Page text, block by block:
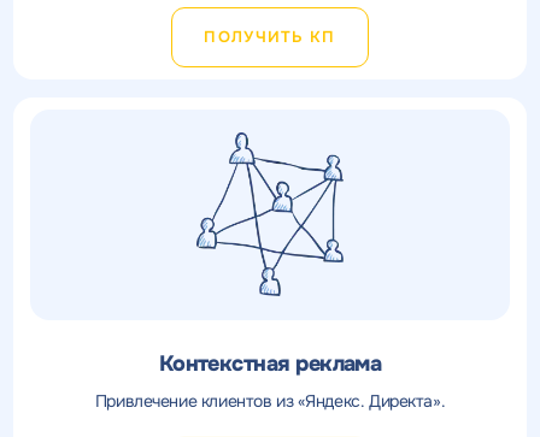
ПОЛУЧИТЬ КП
Контекстная реклама
Привлечение клиентов из «Яндекс. Директа».